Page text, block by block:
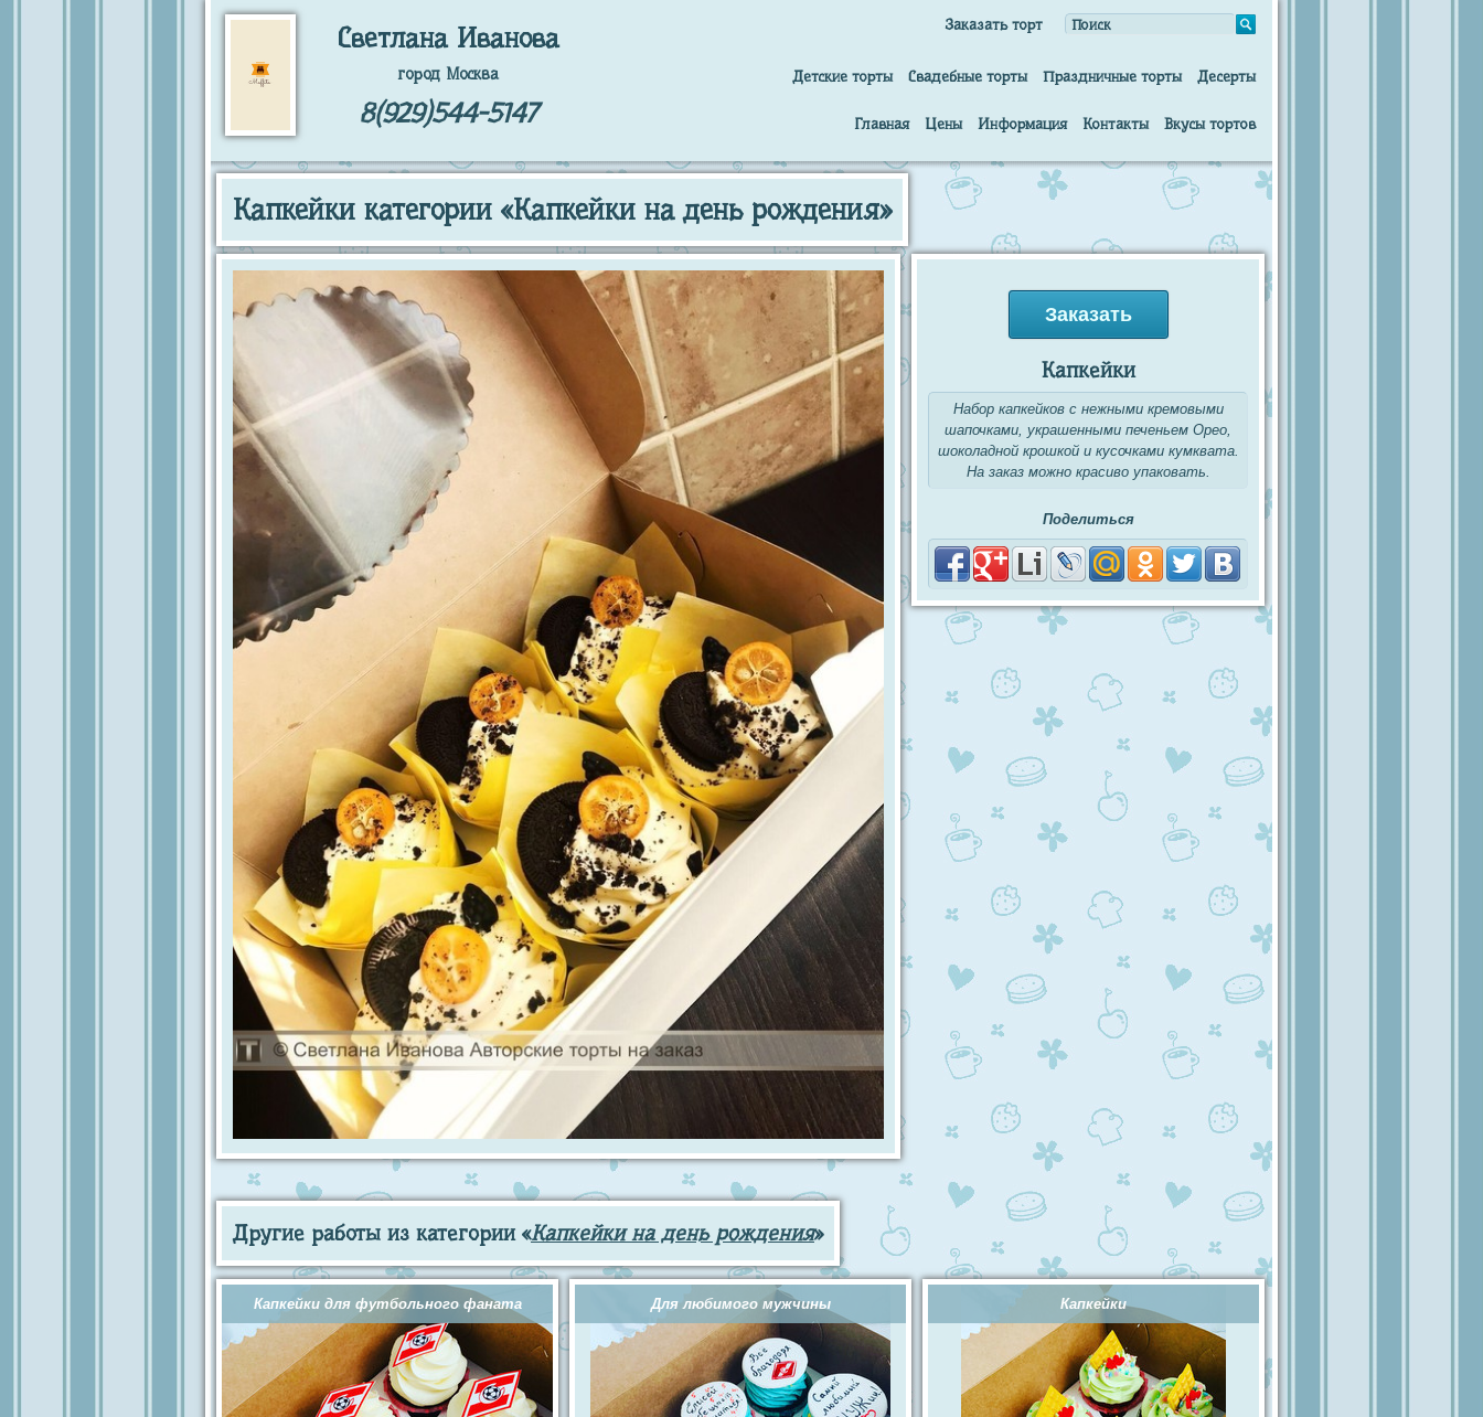
Светлана Иванова
город Москва
8(929)544-5147
Заказать торт
Детские торты Свадебные торты Праздничные торты Десерты
Главная Цены Информация Контакты Вкусы тортов
Капкейки категории «Капкейки на день рождения»
Заказать
Капкейки
Набор капкейков с нежными кремовыми
шапочками, украшенными печеньем Орео,
шоколадной крошкой и кусочками кумквата.
На заказ можно красиво упаковать.
Поделиться
Другие работы из категории «Капкейки на день рождения»
Капкейки для футбольного фаната Для любимого мужчины Капкейки